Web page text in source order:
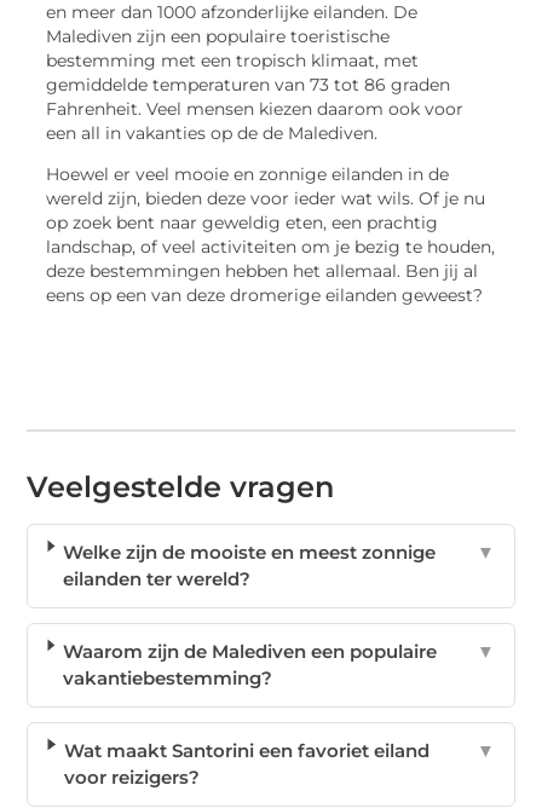
en meer dan 1000 afzonderlijke eilanden. De
Malediven zijn een populaire toeristische
bestemming met een tropisch klimaat, met
gemiddelde temperaturen van 73 tot 86 graden
Fahrenheit. Veel mensen kiezen daarom ook voor
een all in vakanties op de de Malediven.
Hoewel er veel mooie en zonnige eilanden in de
wereld zijn, bieden deze voor ieder wat wils. Of je nu
op zoek bent naar geweldig eten, een prachtig
landschap, of veel activiteiten om je bezig te houden,
deze bestemmingen hebben het allemaal. Ben jij al
eens op een van deze dromerige eilanden geweest?
Veelgestelde vragen
Welke zijn de mooiste en meest zonnige
eilanden ter wereld?
▼
Waarom zijn de Malediven een populaire
vakantiebestemming?
▼
Wat maakt Santorini een favoriet eiland
voor reizigers?
▼